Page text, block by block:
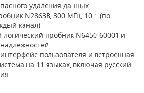
удаления данных
N2863B, 300 МГц, 10:1 (по
канал)
логический пробник N6450-60001 и
пользователя и встроенная
на 11 языках, включая русский